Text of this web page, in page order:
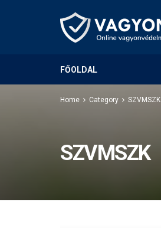
FŐOLDAL
Home Category SZVMSZK
SZVMSZK